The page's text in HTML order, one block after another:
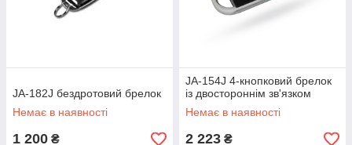
JA-182J бездротовий брелок
Немає в наявності
1 200 ₴
JA-154J 4-кнопковий брелок
із двостороннім зв'язком
Немає в наявності
2 223 ₴